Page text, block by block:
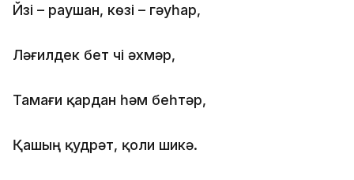
Йүзі – раушан, көзі – гәуһар,
Ләғилдек бет үчі әхмәр,
Тамағи қардан һәм беһтәр,
Қашың қудрәт, қоли шикә.